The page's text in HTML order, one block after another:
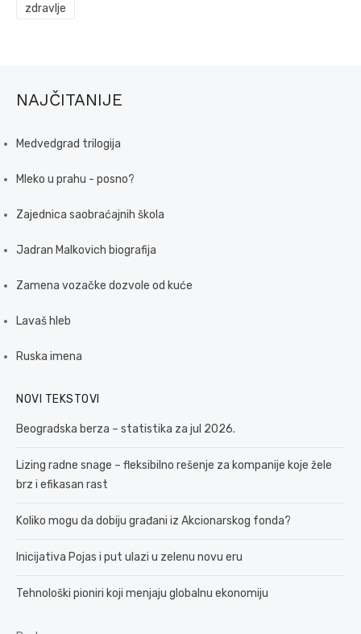
zdravlje
NAJČITANIJE
Medvedgrad trilogija
Mleko u prahu - posno?
Zajednica saobraćajnih škola
Jadran Malkovich biografija
Zamena vozačke dozvole od kuće
Lavaš hleb
Ruska imena
NOVI TEKSTOVI
Beogradska berza – statistika za jul 2026.
Lizing radne snage – fleksibilno rešenje za kompanije koje žele
brz i efikasan rast
Koliko mogu da dobiju građani iz Akcionarskog fonda?
Inicijativa Pojas i put ulazi u zelenu novu eru
Tehnološki pioniri koji menjaju globalnu ekonomiju